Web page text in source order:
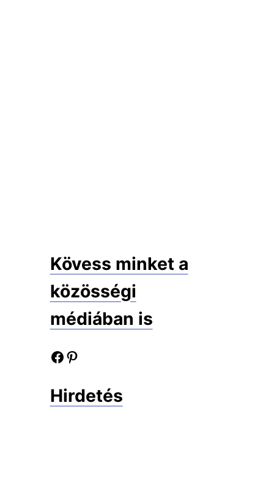
Kövess minket a
közösségi
médiában is
Facebook oldalunk Pinterest oldalunk
Hirdetés